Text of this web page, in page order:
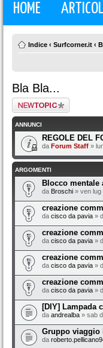
HOME ARTICOLI
Indice ‹ Surfcorner.it ‹
Bla Bla...
Scrivi un nuovo
argomento
ANNUNCI
REGOLE DEL
da Forum Staff »
ARGOMENTI
Blocco
da Broschi » ven lug
creazione
da cisco da pavia »
creazione
da cisco da pavia »
creazione
da cisco da pavia »
creazione
da cisco da pavia »
[DIY] Lampada
da andrealba » sab
Gruppo viaggio
da